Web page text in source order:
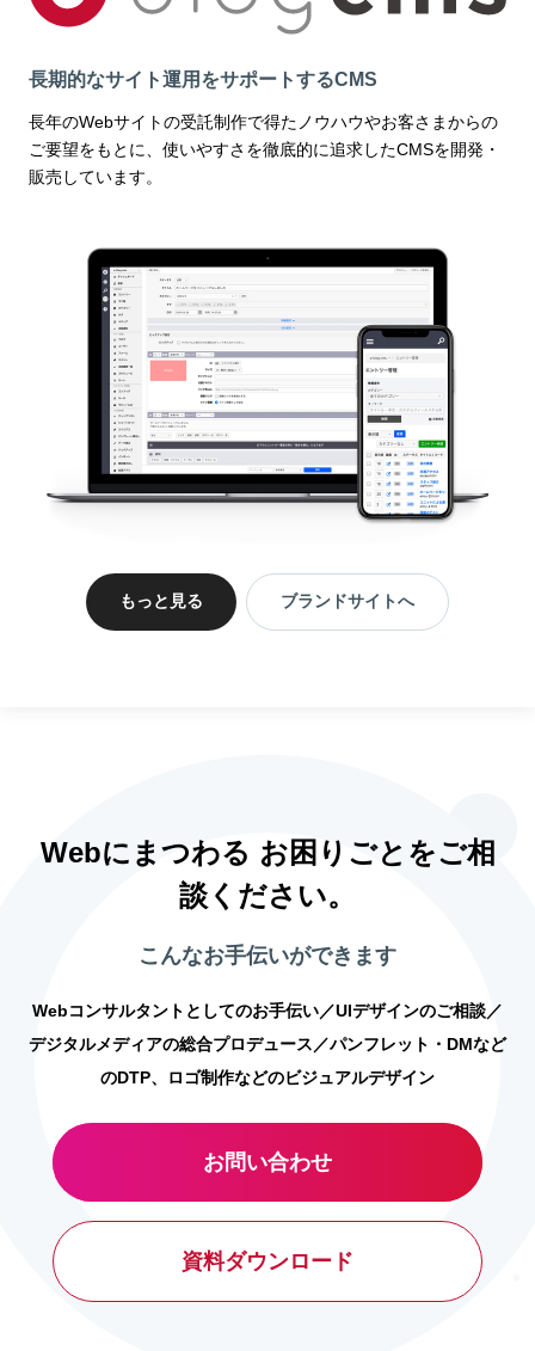
長期的なサイト運用をサポートするCMS
長年のWebサイトの受託制作で得たノウハウやお客さまからの
ご要望をもとに、使いやすさを徹底的に追求したCMSを開発・
販売しています。
もっと見る ブランドサイトへ
Webにまつわる お困りごとをご相
談ください。
こんなお手伝いができます
Webコンサルタントとしてのお手伝い／UIデザインのご相談／
デジタルメディアの総合プロデュース／パンフレット・DMなど
のDTP、ロゴ制作などのビジュアルデザイン
お問い合わせ
資料ダウンロード